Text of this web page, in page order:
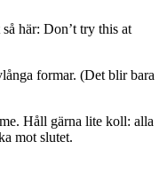
här: Don’t try this at
formar. (Det blir bara
Håll gärna lite koll: alla
mot slutet.